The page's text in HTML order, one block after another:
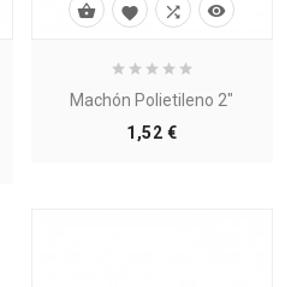
Machón Polietileno 2"
1,52 €Precio
   